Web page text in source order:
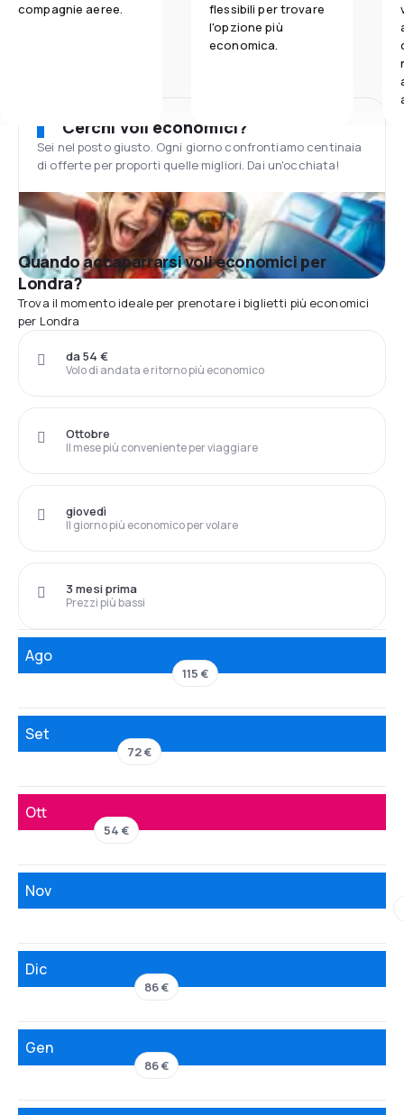
compagnie aeree.
flessibili per trovare
l'opzione più
economica.
Cerchi voli economici?
Sei nel posto giusto. Ogni giorno confrontiamo centinaia
di offerte per proporti quelle migliori. Dai un'occhiata!
Quando accaparrarsi voli economici per
Londra?
Trova il momento ideale per prenotare i biglietti più economici
per Londra
Volo di andata e ritorno più economico
da 54 €
Il mese più conveniente per viaggiare
Ottobre
Il giorno più economico per volare
giovedì
Prezzi più bassi
3 mesi prima
Ago
115 €
Set
72 €
Ott
54 €
Nov
Dic
86 €
Gen
86 €